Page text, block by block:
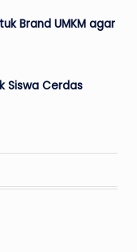
Brand UMKM agar
Siswa Cerdas